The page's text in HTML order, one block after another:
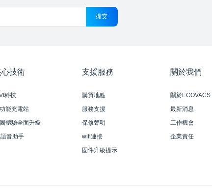
提交
心技術
科技
能充電站
體驗全面升級
音助手
支援服務
購買地點
服務支援
保修聲明
wifi連接
固件升級提示
關於我們
關於
最新消息
工作機會
企業責任